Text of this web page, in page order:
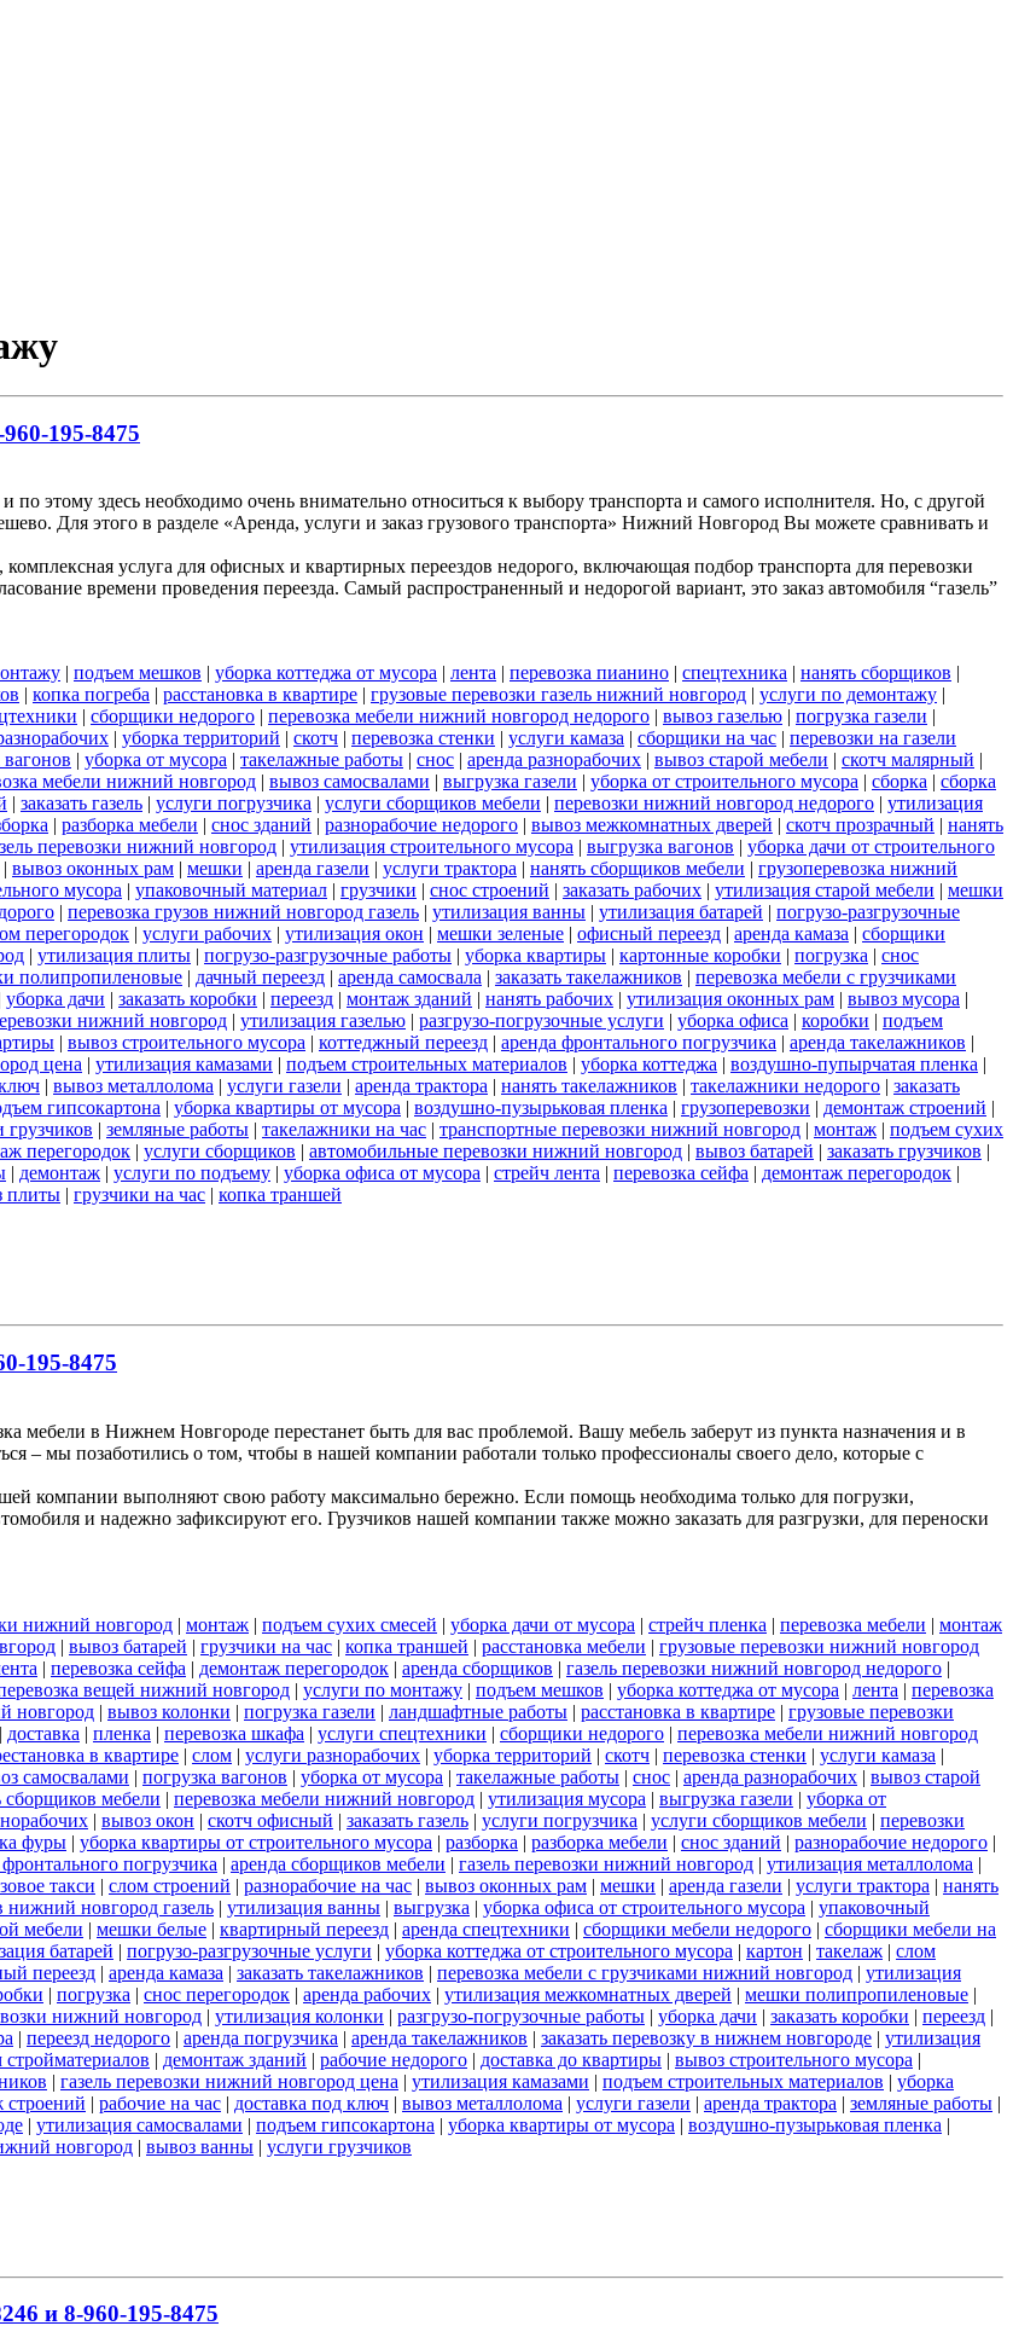
195-8475
этому здесь необходимо очень внимательно относиться к выбору транспорта и самого исполнителя. Но, с другой
Для этого в разделе «Аренда, услуги и заказ грузового транспорта» Нижний Новгород Вы можете сравнивать и
услуга для офисных и квартирных переездов недорого, включающая подбор транспорта для перевозки
времени проведения переезда. Самый распространенный и недорогой вариант, это заказ автомобиля “газель”
| подъем мешков | уборка коттеджа от мусора | лента | перевозка пианино | спецтехника | нанять сборщиков |
| копка погреба | расстановка в квартире | грузовые перевозки газель нижний новгород | услуги по демонтажу |
| сборщики недорого | перевозка мебели нижний новгород недорого | вывоз газелью | погрузка газели |
| уборка территорий | скотч | перевозка стенки | услуги камаза | сборщики на час | перевозки на газели
вагонов | уборка от мусора | такелажные работы | снос | аренда разнорабочих | вывоз старой мебели | скотч малярный |
мебели нижний новгород | вывоз самосвалами | выгрузка газели | уборка от строительного мусора | сборка | сборка
| заказать газель | услуги погрузчика | услуги сборщиков мебели | перевозки нижний новгород недорого | утилизация
| разборка мебели | снос зданий | разнорабочие недорого | вывоз межкомнатных дверей | скотч прозрачный | нанять
перевозки нижний новгород | утилизация строительного мусора | выгрузка вагонов | уборка дачи от строительного
| вывоз оконных рам | мешки | аренда газели | услуги трактора | нанять сборщиков мебели | грузоперевозка нижний
мусора | упаковочный материал | грузчики | снос строений | заказать рабочих | утилизация старой мебели | мешки
| перевозка грузов нижний новгород газель | утилизация ванны | утилизация батарей | погрузо-разгрузочные
перегородок | услуги рабочих | утилизация окон | мешки зеленые | офисный переезд | аренда камаза | сборщики
| утилизация плиты | погрузо-разгрузочные работы | уборка квартиры | картонные коробки | погрузка | снос
полипропиленовые | дачный переезд | аренда самосвала | заказать такелажников | перевозка мебели с грузчиками
уборка дачи | заказать коробки | переезд | монтаж зданий | нанять рабочих | утилизация оконных рам | вывоз мусора |
нижний новгород | утилизация газелью | разгрузо-погрузочные услуги | уборка офиса | коробки | подъем
| вывоз строительного мусора | коттеджный переезд | аренда фронтального погрузчика | аренда такелажников |
цена | утилизация камазами | подъем строительных материалов | уборка коттеджа | воздушно-пупырчатая пленка |
| вывоз металлолома | услуги газели | аренда трактора | нанять такелажников | такелажники недорого | заказать
гипсокартона | уборка квартиры от мусора | воздушно-пузырьковая пленка | грузоперевозки | демонтаж строений |
грузчиков | земляные работы | такелажники на час | транспортные перевозки нижний новгород | монтаж | подъем сухих
перегородок | услуги сборщиков | автомобильные перевозки нижний новгород | вывоз батарей | заказать грузчиков |
| демонтаж | услуги по подъему | уборка офиса от мусора | стрейч лента | перевозка сейфа | демонтаж перегородок |
плиты | грузчики на час | копка траншей
195-8475
мебели в Нижнем Новгороде перестанет быть для вас проблемой. Вашу мебель заберут из пункта назначения и в
– мы позаботились о том, чтобы в нашей компании работали только профессионалы своего дело, которые с
компании выполняют свою работу максимально бережно. Если помощь необходима только для погрузки,
и надежно зафиксируют его. Грузчиков нашей компании также можно заказать для разгрузки, для переноски
нижний новгород | монтаж | подъем сухих смесей | уборка дачи от мусора | стрейч пленка | перевозка мебели | монтаж
| вывоз батарей | грузчики на час | копка траншей | расстановка мебели | грузовые перевозки нижний новгород
| перевозка сейфа | демонтаж перегородок | аренда сборщиков | газель перевозки нижний новгород недорого |
вещей нижний новгород | услуги по монтажу | подъем мешков | уборка коттеджа от мусора | лента | перевозка
новгород | вывоз колонки | погрузка газели | ландшафтные работы | расстановка в квартире | грузовые перевозки
| доставка | пленка | перевозка шкафа | услуги спецтехники | сборщики недорого | перевозка мебели нижний новгород
в квартире | слом | услуги разнорабочих | уборка территорий | скотч | перевозка стенки | услуги камаза |
самосвалами | погрузка вагонов | уборка от мусора | такелажные работы | снос | аренда разнорабочих | вывоз старой
сборщиков мебели | перевозка мебели нижний новгород | утилизация мусора | выгрузка газели | уборка от
| вывоз окон | скотч офисный | заказать газель | услуги погрузчика | услуги сборщиков мебели | перевозки
фуры | уборка квартиры от строительного мусора | разборка | разборка мебели | снос зданий | разнорабочие недорого |
погрузчика | аренда сборщиков мебели | газель перевозки нижний новгород | утилизация металлолома |
такси | слом строений | разнорабочие на час | вывоз оконных рам | мешки | аренда газели | услуги трактора | нанять
нижний новгород газель | утилизация ванны | выгрузка | уборка офиса от строительного мусора | упаковочный
мебели | мешки белые | квартирный переезд | аренда спецтехники | сборщики мебели недорого | сборщики мебели на
батарей | погрузо-разгрузочные услуги | уборка коттеджа от строительного мусора | картон | такелаж | слом
переезд | аренда камаза | заказать такелажников | перевозка мебели с грузчиками нижний новгород | утилизация
| погрузка | снос перегородок | аренда рабочих | утилизация межкомнатных дверей | мешки полипропиленовые |
нижний новгород | утилизация колонки | разгрузо-погрузочные работы | уборка дачи | заказать коробки | переезд |
| переезд недорого | аренда погрузчика | аренда такелажников | заказать перевозку в нижнем новгороде | утилизация
стройматериалов | демонтаж зданий | рабочие недорого | доставка до квартиры | вывоз строительного мусора |
| газель перевозки нижний новгород цена | утилизация камазами | подъем строительных материалов | уборка
строений | рабочие на час | доставка под ключ | вывоз металлолома | услуги газели | аренда трактора | земляные работы |
| утилизация самосвалами | подъем гипсокартона | уборка квартиры от мусора | воздушно-пузырьковая пленка |
новгород | вывоз ванны | услуги грузчиков
и 8-960-195-8475